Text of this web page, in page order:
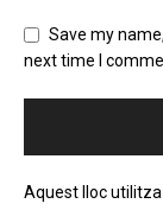
Save my
next time I
Aquest lloc